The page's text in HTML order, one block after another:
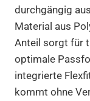
durchgängig
Material aus
Anteil sorgt für
optimale
integrierte
kommt ohne